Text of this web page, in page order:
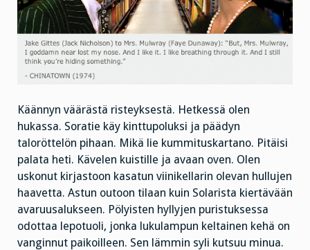
Käännyn väärästä risteyksestä. Hetkessä olen
hukassa. Soratie käy kinttupoluksi ja päädyn
taloröttelön pihaan. Mikä lie kummituskartano. Pitäisi
palata heti. Kävelen kuistille ja avaan oven. Olen
uskonut kirjastoon kasatun viinikellarin olevan hullujen
haavetta. Astun outoon tilaan kuin Solarista kiertävään
avaruusalukseen. Pölyisten hyllyjen puristuksessa
odottaa lepotuoli, jonka lukulampun keltainen kehä on
vanginnut paikoilleen. Sen lämmin syli kutsuu minua.